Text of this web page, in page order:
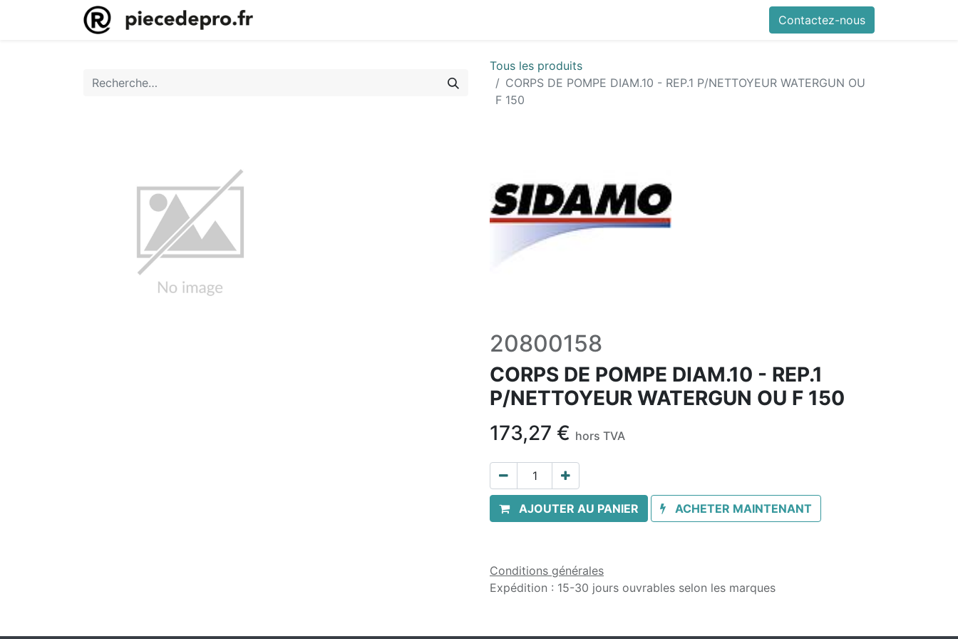
Autodiag en vidéo Mes commandes
Contactez-nous
Tous les produits
CORPS DE POMPE DIAM.10 - REP.1 P/NETTOYEUR WATERGUN OU
F 150
20800158
CORPS DE POMPE DIAM.10 - REP.1
P/NETTOYEUR WATERGUN OU F 150
173,27 € hors TVA
AJOUTER AU PANIER ACHETER MAINTENANT
Conditions générales
Expédition : 15-30 jours ouvrables selon les marques